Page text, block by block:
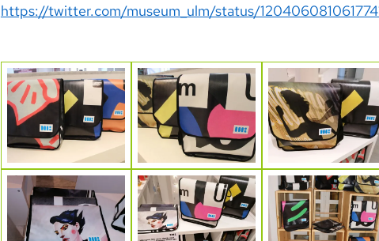
https://twitter.com/museum_ulm/status/